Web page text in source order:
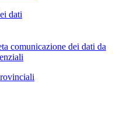
dati
comunicazione dei dati da